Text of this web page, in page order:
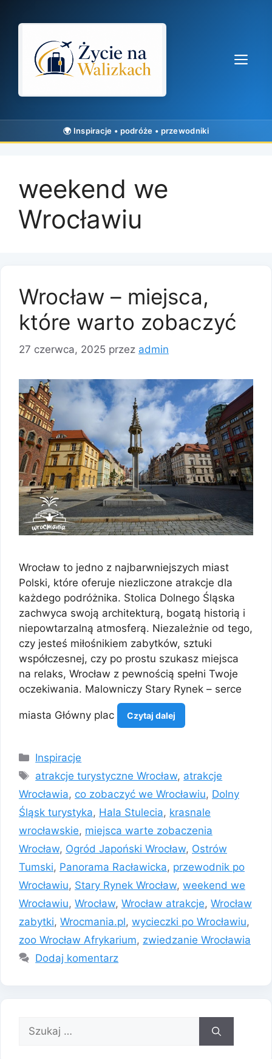
weekend we
Wrocławiu
Wrocław – miejsca,
które warto zobaczyć
27 czerwca, 2025 przez admin
Wrocław to jedno z najbarwniejszych miast
Polski, które oferuje niezliczone atrakcje dla
każdego podróżnika. Stolica Dolnego Śląska
zachwyca swoją architekturą, bogatą historią i
niepowtarzalną atmosferą. Niezależnie od tego,
czy jesteś miłośnikiem zabytków, sztuki
współczesnej, czy po prostu szukasz miejsca
na relaks, Wrocław z pewnością spełni Twoje
oczekiwania. Malowniczy Stary Rynek – serce
miasta Główny plac Czytaj dalej
Kategorie
Inspiracje
Tagi
atrakcje turystyczne Wrocław, atrakcje
Wrocławia, co zobaczyć we Wrocławiu, Dolny
Śląsk turystyka, Hala Stulecia, krasnale
wrocławskie, miejsca warte zobaczenia
Wrocław, Ogród Japoński Wrocław, Ostrów
Tumski, Panorama Racławicka, przewodnik po
Wrocławiu, Stary Rynek Wrocław, weekend we
Wrocławiu, Wrocław, Wrocław atrakcje, Wrocław
zabytki, Wrocmania.pl, wycieczki po Wrocławiu,
zoo Wrocław Afrykarium, zwiedzanie Wrocławia
Dodaj komentarz
Szukaj: